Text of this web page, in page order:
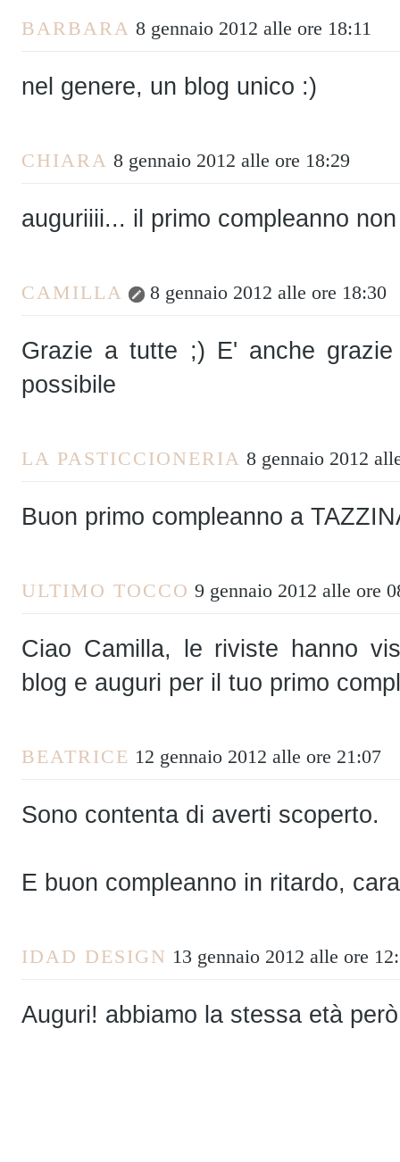
BARBARA 8 gennaio 2012 alle ore 18:11
nel genere, un blog unico :)
CHIARA 8 gennaio 2012 alle ore 18:29
auguriiii... il primo compleanno
CAMILLA 8 gennaio 2012 alle ore 18:30
Grazie a tutte ;) E' anche
possibile
LA PASTICCIONERIA 8 gennaio 2012
Buon primo compleanno a
ULTIMO TOCCO 9 gennaio 2012 alle ore
Ciao Camilla, le riviste hanno
blog e auguri per il tuo primo
BEATRICE 12 gennaio 2012 alle ore 21:07
Sono contenta di averti scoperto.
E buon compleanno in ritardo,
IDAD DESIGN 13 gennaio 2012 alle ore
Auguri! abbiamo la stessa età